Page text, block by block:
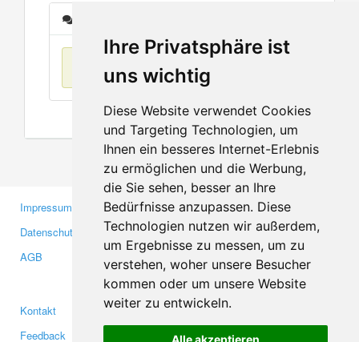
Ihre Privatsphäre ist
uns wichtig
Diese Website verwendet Cookies
und Targeting Technologien, um
Ihnen ein besseres Internet-Erlebnis
zu ermöglichen und die Werbung,
die Sie sehen, besser an Ihre
Bedürfnisse anzupassen. Diese
Technologien nutzen wir außerdem,
um Ergebnisse zu messen, um zu
verstehen, woher unsere Besucher
kommen oder um unsere Website
weiter zu entwickeln.
Alle akzeptieren
Keine Einträge
Impressum
Datenschutzerklärung
AGB
Gewerbetreibende
Investoren
Medien
Kontakt
Feedback
Facebook
Twitter